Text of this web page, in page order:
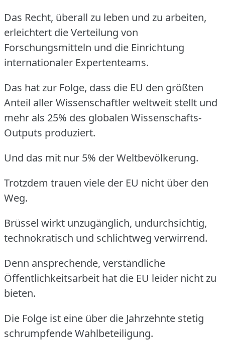
Das Recht, überall zu leben und zu arbeiten,
erleichtert die Verteilung von
Forschungsmitteln und die Einrichtung
internationaler Expertenteams.
Das hat zur Folge, dass die EU den größten
Anteil aller Wissenschaftler weltweit stellt und
mehr als 25% des globalen Wissenschafts-
Outputs produziert.
Und das mit nur 5% der Weltbevölkerung.
Trotzdem trauen viele der EU nicht über den
Weg.
Brüssel wirkt unzugänglich, undurchsichtig,
technokratisch und schlichtweg verwirrend.
Denn ansprechende, verständliche
Öffentlichkeitsarbeit hat die EU leider nicht zu
bieten.
Die Folge ist eine über die Jahrzehnte stetig
schrumpfende Wahlbeteiligung.